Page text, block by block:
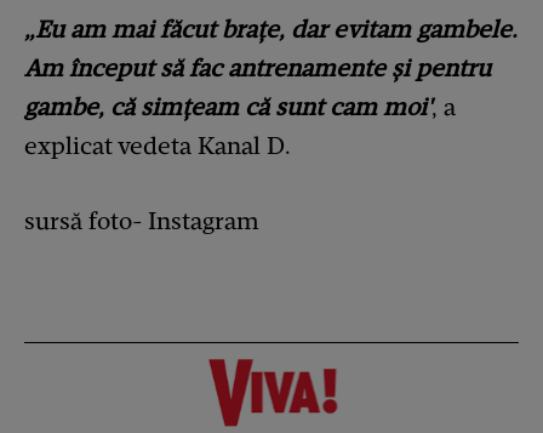
„Eu am mai făcut brațe, dar evitam gambele.
Am început să fac antrenamente și pentru
gambe, că simțeam că sunt cam moi', a
explicat vedeta Kanal D.
sursă foto- Instagram